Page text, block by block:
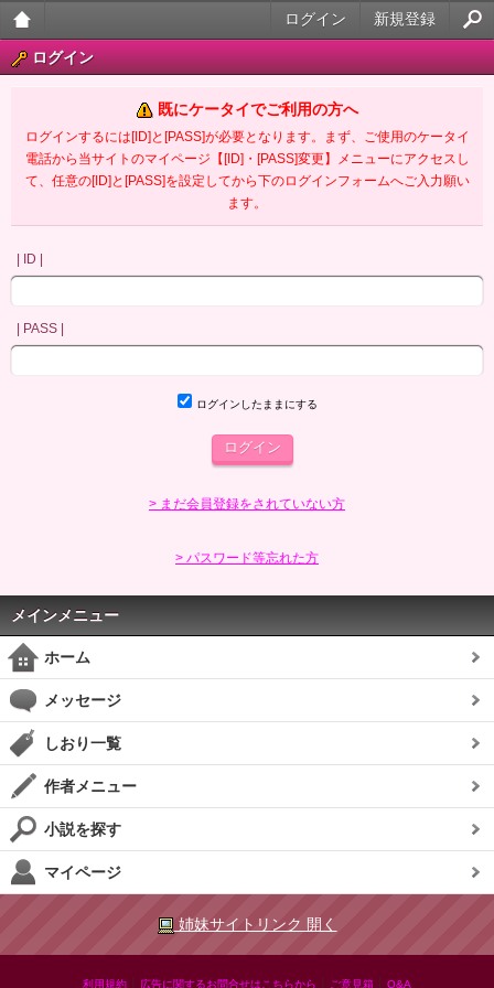
大人
ータ
イ官
新規登録
ログイン
ログイン
既にケータイでご利用の方へ
ログインするには[ID]と[PASS]が必要となります。まず、ご使用のケータイ
電話から当サイトのマイページ【[ID]・[PASS]変更】メニューにアクセスし
て、任意の[ID]と[PASS]を設定してから下のログインフォームへご入力願い
ます。
| ID |
| PASS |
ログインしたままにする
> まだ会員登録をされていない方
> パスワード等忘れた方
メインメニュー
ホーム
メッセージ
しおり一覧
作者メニュー
小説を探す
マイページ
姉妹サイトリンク 開く
利用規約 広告に関するお問合せはこちらから ご意見箱 Q&A